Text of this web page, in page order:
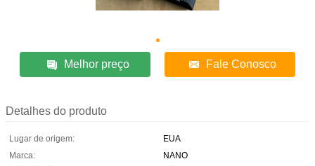
Melhor preço Fale Conosco
Detalhes do produto
Lugar de origem:
EUA
Marca:
NANO